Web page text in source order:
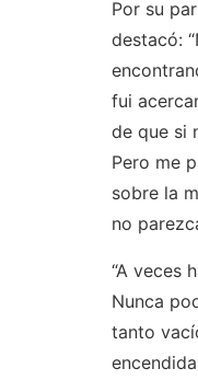
Por su
destacó:
fui
de que si
Pero me
sobre la
no
“A veces
Nunca
tanto